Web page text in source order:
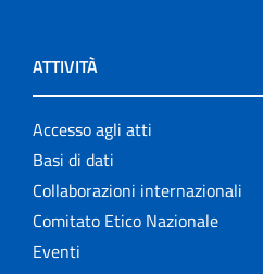
ATTIVITÀ
Accesso agli atti
Basi di dati
Collaborazioni internazionali
Comitato Etico Nazionale
Eventi